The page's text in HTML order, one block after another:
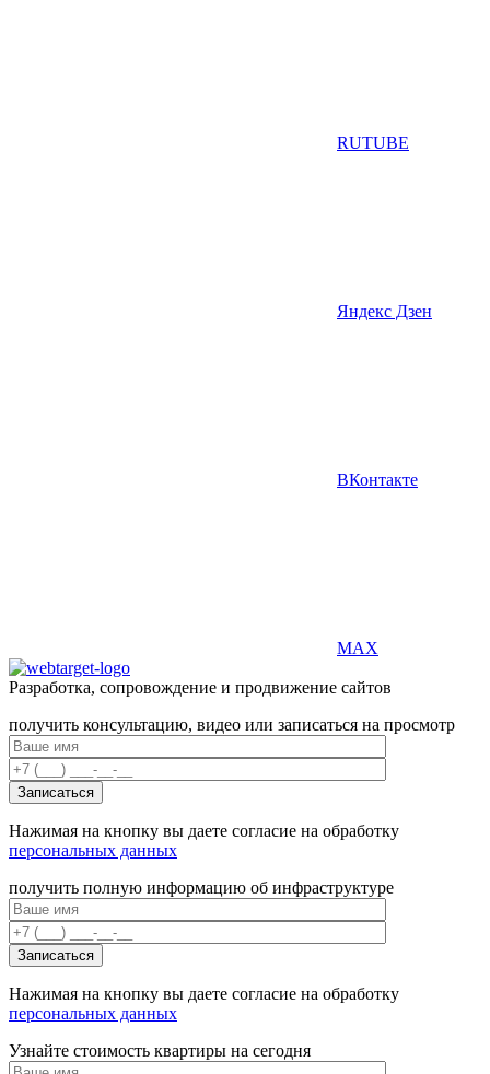
RUTUBE
Яндекс Дзен
ВКонтакте
MAX
Разработка, сопровождение и продвижение сайтов
получить консультацию, видео или записаться на просмотр
Нажимая на кнопку вы даете согласие на обработку
персональных данных
получить полную информацию об инфраструктуре
Нажимая на кнопку вы даете согласие на обработку
персональных данных
Узнайте стоимость квартиры на сегодня